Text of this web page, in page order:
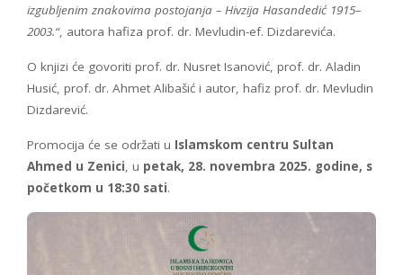
izgubljenim znakovima postojanja – Hivzija Hasandedić 1915–
2003.“, autora hafiza prof. dr. Mevludin-ef. Dizdarevića.
O knjizi će govoriti prof. dr. Nusret Isanović, prof. dr. Aladin
Husić, prof. dr. Ahmet Alibašić i autor, hafiz prof. dr. Mevludin
Dizdarević.
Promocija će se održati u Islamskom centru Sultan
Ahmed u Zenici, u petak, 28. novembra 2025. godine, s
početkom u 18:30 sati.